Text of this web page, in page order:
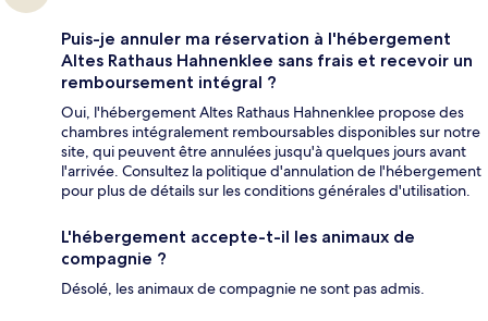
Puis-je annuler ma réservation à l'hébergement
Altes Rathaus Hahnenklee sans frais et recevoir un
remboursement intégral ?
Oui, l'hébergement Altes Rathaus Hahnenklee propose des
chambres intégralement remboursables disponibles sur notre
site, qui peuvent être annulées jusqu'à quelques jours avant
l'arrivée. Consultez la politique d'annulation de l'hébergement
pour plus de détails sur les conditions générales d'utilisation.
L'hébergement accepte-t-il les animaux de
compagnie ?
Désolé, les animaux de compagnie ne sont pas admis.